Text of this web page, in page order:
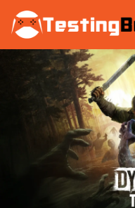
Zum Hauptinhalt springen